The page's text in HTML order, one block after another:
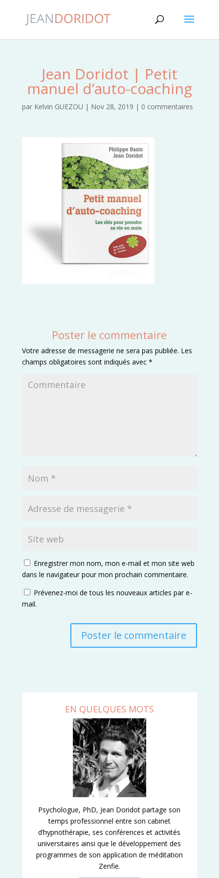
Jean Doridot | Petit
manuel d’auto-coaching
par Kelvin GUEZOU | Nov 28, 2019 | 0 commentaires
Poster le commentaire
Votre adresse de messagerie ne sera pas publiée. Les
champs obligatoires sont indiqués avec *
Enregistrer mon nom, mon e-mail et mon site web
dans le navigateur pour mon prochain commentaire.
Prévenez-moi de tous les nouveaux articles par e-
mail.
EN QUELQUES MOTS
Psychologue, PhD, Jean Doridot partage son
temps professionnel entre son cabinet
d’hypnothérapie, ses conférences et activités
universitaires ainsi que le développement des
programmes de son application de méditation
Zenfie.